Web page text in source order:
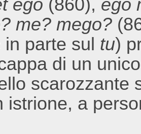
ego (860), ego
me? mego?
in parte sul tu)
di un
scarozzante
istrione, a